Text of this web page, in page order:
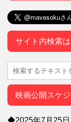
サイト内検索
映画公開スケ
◆2025年7月25日